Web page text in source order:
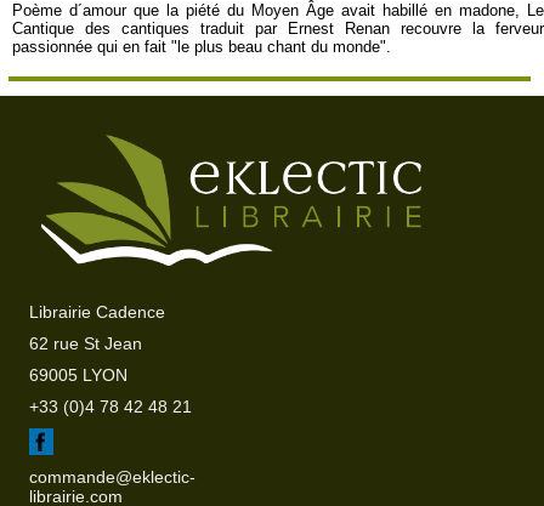
Poème d´amour que la piété du Moyen Âge avait habillé en madone, Le
Cantique des cantiques traduit par Ernest Renan recouvre la ferveur
passionnée qui en fait "le plus beau chant du monde".
Librairie Cadence
62 rue St Jean
69005 LYON
+33 (0)4 78 42 48 21
commande@eklectic-
librairie.com